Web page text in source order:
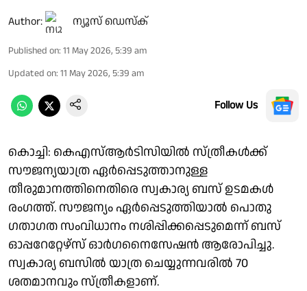
Author: ന്യൂസ് ഡെസ്ക്
Published on: 11 May 2026, 5:39 am
Updated on: 11 May 2026, 5:39 am
Follow Us
കൊച്ചി: കെഎസ്ആർടിസിയിൽ സ്ത്രീകൾക്ക്
സൗജന്യയാത്ര ഏർപ്പെടുത്താനുള്ള
തീരുമാനത്തിനെതിരെ സ്വകാര്യ ബസ് ഉടമകൾ
രംഗത്ത്. സൗജന്യം ഏർപ്പെടുത്തിയാൽ പൊതു
ഗതാഗത സംവിധാനം നശിപ്പിക്കപ്പെടുമെന്ന് ബസ്
ഓപ്പറേറ്റേഴ്‌സ് ഓർഗനൈസേഷൻ ആരോപിച്ചു.
സ്വകാര്യ ബസിൽ യാത്ര ചെയ്യുന്നവരിൽ 70
ശതമാനവും സ്ത്രീകളാണ്.